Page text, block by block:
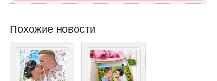
Похожие новости